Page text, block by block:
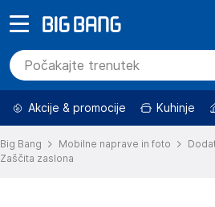
Akcije & promocije Kuhinje
Big Bang Mobilne naprave in foto
Zaščita zaslona